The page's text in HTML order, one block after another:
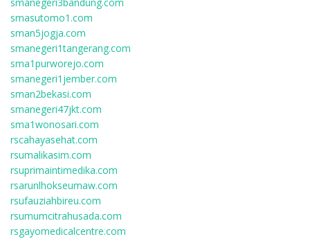
smasutomo1.com
sman5jogja.com
smanegeri1tangerang.com
sma1purworejo.com
smanegeri1jember.com
sman2bekasi.com
smanegeri47jkt.com
sma1wonosari.com
rscahayasehat.com
rsumalikasim.com
rsuprimaintimedika.com
rsarunlhokseumaw.com
rsufauziahbireu.com
rsumumcitrahusada.com
rsgayomedicalcentre.com